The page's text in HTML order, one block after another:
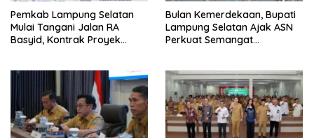
Pemkab Lampung Selatan
Mulai Tangani Jalan RA
Basyid, Kontrak Proyek
Bulan Kemerdekaan, Bupati
Lampung Selatan Ajak ASN
Perkuat Semangat